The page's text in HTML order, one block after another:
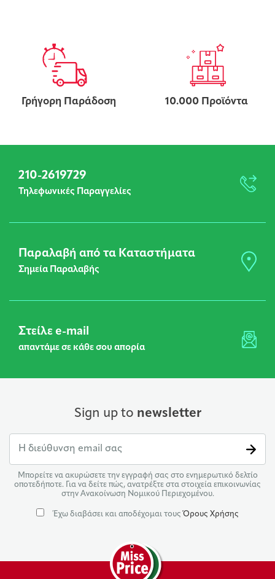
Γρήγορη Παράδοση 10.000 Προϊόντα
210-2619729
Τηλεφωνικές Παραγγελίες
Παραλαβή από τα Καταστήματα
Σημεία Παραλαβής
Στείλε e-mail
απαντάμε σε κάθε σου απορία
Sign up to newsletter
Μπορείτε να ακυρώσετε την εγγραφή σας στο ενημερωτικό δελτίο
οποτεδήποτε. Για να δείτε πώς, ανατρέξτε στα στοιχεία επικοινωνίας
στην Ανακοίνωση Νομικού Περιεχομένου.
Έχω διαβάσει και αποδέχομαι τουςΌρους Χρήσης